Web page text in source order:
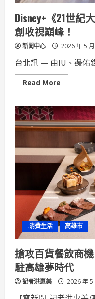
台」
母
親
節
早
鳥
預
搶
鮮
下
等
一
年！
Disney+《21世紀
創收視巔峰！
新聞中心 2026 年 5
台北訊 — 由IU、邊佑
Read More
more
世
大
君
人》
邊
佑
錫
霸
氣
護
妻
創
收
視
巔
峰！
.消費生活 高雄市
搶攻百貨餐飲商
駐高雄夢時代
記者洪惠美 2026 年 5